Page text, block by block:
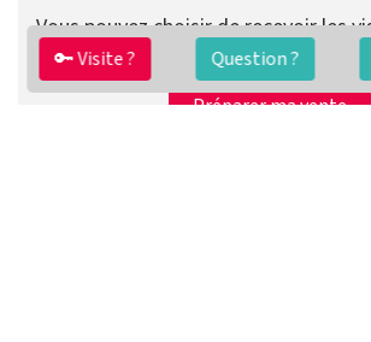
🔑 Visite ? Question ?
Vous pouvez choisir de recevoir les
même ou que votre agent se
Préparer ma vente